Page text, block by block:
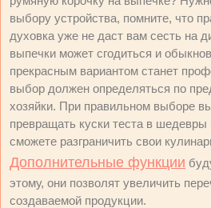
выбору устройства, помните, что
духовка уже не даст вам сесть на
выпечки может сгодиться и
прекрасным вариантом станет
выбор должен определяться по
хозяйки. При правильном выборе
превращать куски теста в шедевры
сможете разграничить свои
Дополнительные функции
этому, они позволят увеличить
создаваемой продукции.